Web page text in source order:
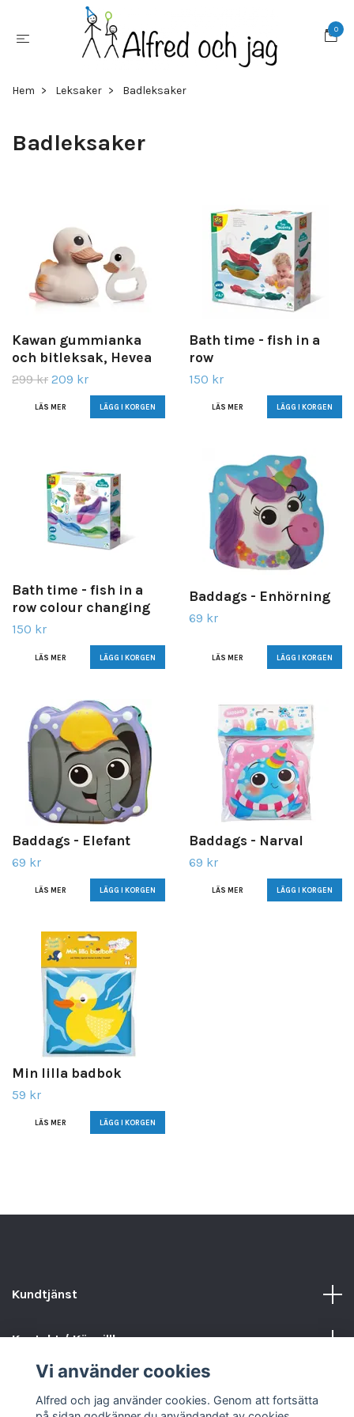
0
Hem Leksaker Badleksaker
Badleksaker
Kawan gummianka
och bitleksak, Hevea
299 kr 209 kr
LÄS MER
Bath time - fish in a
row
150 kr
LÄS MER
Bath time - fish in a
row colour changing
150 kr
LÄS MER
Baddags - Enhörning
69 kr
LÄS MER
Baddags - Elefant
69 kr
LÄS MER
Baddags - Narval
69 kr
LÄS MER
Min lilla badbok
59 kr
LÄS MER
Kundtjänst
Kontakt / Köpvillkor
Vi använder cookies
Alfred och jag använder cookies. Genom att fortsätta